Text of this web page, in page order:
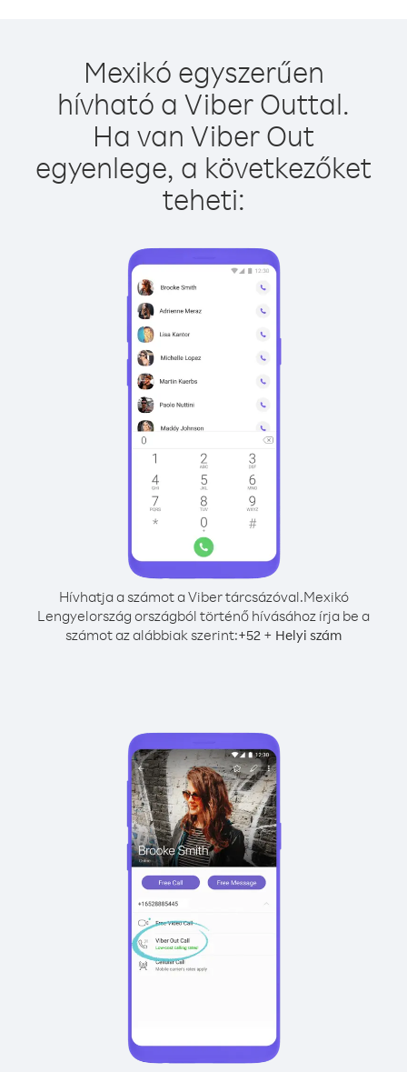
Mexikó egyszerűen
hívható a Viber Outtal.
Ha van Viber Out
egyenlege, a következőket
teheti:
Hívhatja a számot a Viber tárcsázóval.Mexikó
Lengyelország országból történő hívásához írja be a
számot az alábbiak szerint:+52 + Helyi szám